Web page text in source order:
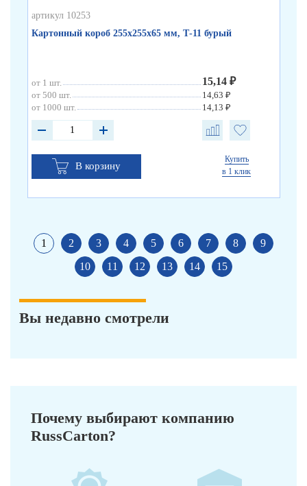
артикул 10253
Картонный короб 255х255х65 мм, Т-11 бурый
от 1 шт. 15,14 ₽
от 500 шт.
14,63 ₽
от 1000 шт.
14,13 ₽
В корзину
Купить
в 1 клик
1 2 3 4 5 6 7 8
9
10
11 12 13 14 15
Вы недавно смотрели
Почему выбирают компанию
RussCarton?